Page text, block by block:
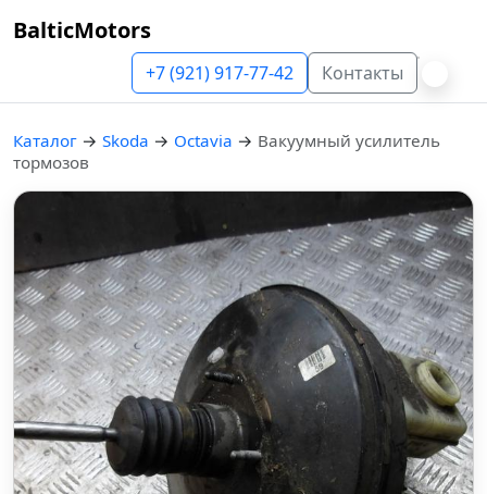
BalticMotors
+7 (921) 917-77-42 Контакты
Каталог → Skoda → Octavia → Вакуумный усилитель
тормозов